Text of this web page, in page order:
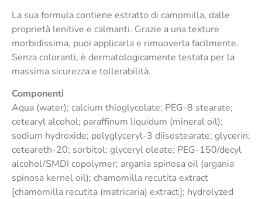
La sua formula contiene estratto di camomilla, dalle
proprietà lenitive e calmanti. Grazie a una texture
morbidissima, puoi applicarla e rimuoverla facilmente.
Senza coloranti, è dermatologicamente testata per la
massima sicurezza e tollerabilità.
Componenti
Aqua (water); calcium thioglycolate; PEG-8 stearate;
cetearyl alcohol; paraffinum liquidum (mineral oil);
sodium hydroxide; polyglyceryl-3 diisostearate; glycerin;
ceteareth-20; sorbitol; glyceryl oleate; PEG-150/decyl
alcohol/SMDI copolymer; argania spinosa oil (argania
spinosa kernel oil); chamomilla recutita extract
[chamomilla recutita (matricaria) extract]; hydrolyzed